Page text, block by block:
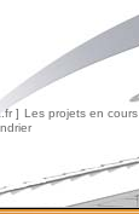
] Les projets en cours